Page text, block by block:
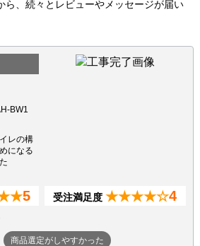
ら、続々とレビューやメッセージが届い
BW1
レの構
になる
5 受注満足度 ★★★★☆4
商品選定がしやすかった